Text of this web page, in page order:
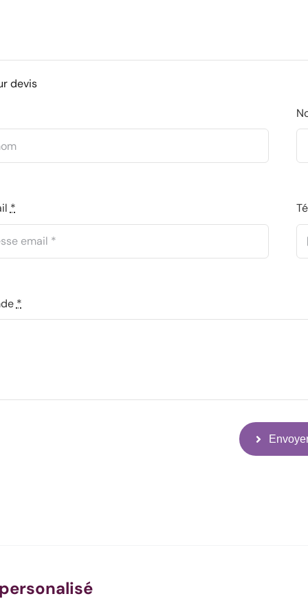
devis
*
*